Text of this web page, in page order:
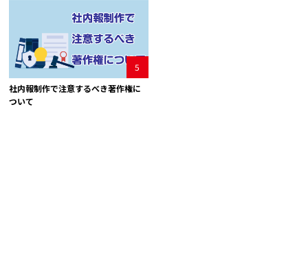
5
社内報制作で注意するべき著作権に
ついて